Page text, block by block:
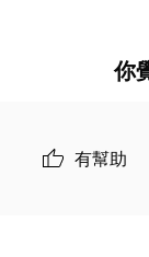
你
有幫助